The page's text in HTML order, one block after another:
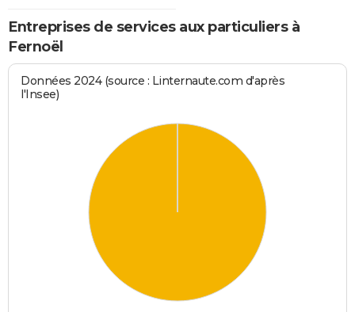
Entreprises de services aux particuliers à
Fernoël
Données 2024 (source : Linternaute.com d'après
l'Insee)